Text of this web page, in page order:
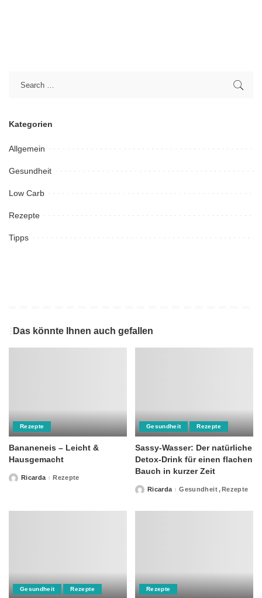
Kategorien
Allgemein
Gesundheit
Low Carb
Rezepte
Tipps
Das könnte Ihnen auch gefallen
Rezepte
Bananeneis – Leicht &
Hausgemacht
PostedRicarda Rezepte
Gesundheit Rezepte
Sassy-Wasser: Der natürliche
Detox-Drink für einen flachen
Bauch in kurzer Zeit
PostedRicarda Gesundheit Rezepte
Gesundheit Rezepte Rezepte